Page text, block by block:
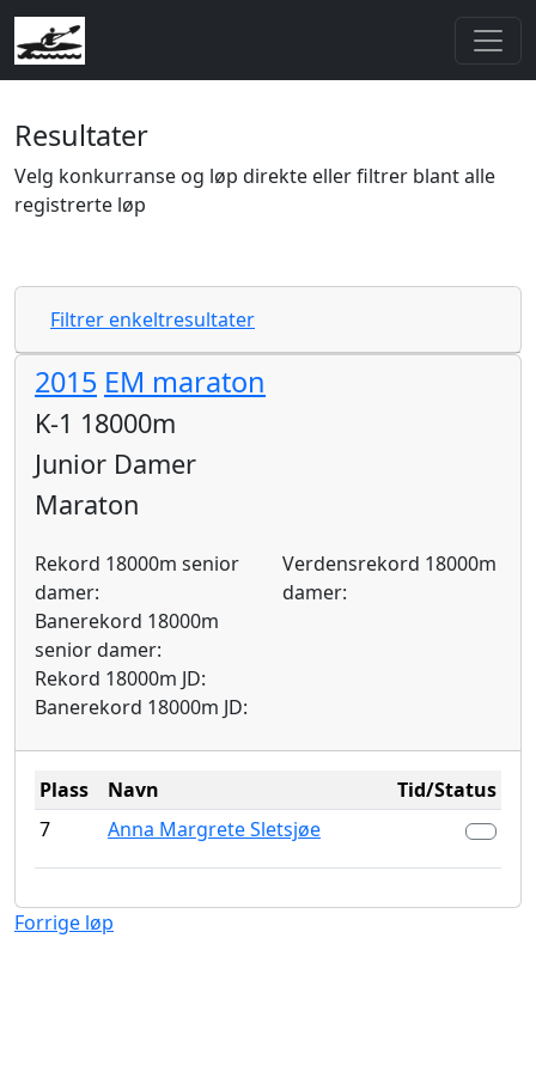
Resultater
Velg konkurranse og løp direkte eller filtrer blant alle
registrerte løp
Filtrer enkeltresultater
2015 EM maraton
K-1 18000m
Junior Damer
Maraton
Rekord 18000m senior
damer:
Banerekord 18000m
senior damer:
Rekord 18000m JD:
Banerekord 18000m JD:
Verdensrekord 18000m
damer:
Plass Navn
Tid/Status
7
Anna Margrete Sletsjøe
Forrige løp